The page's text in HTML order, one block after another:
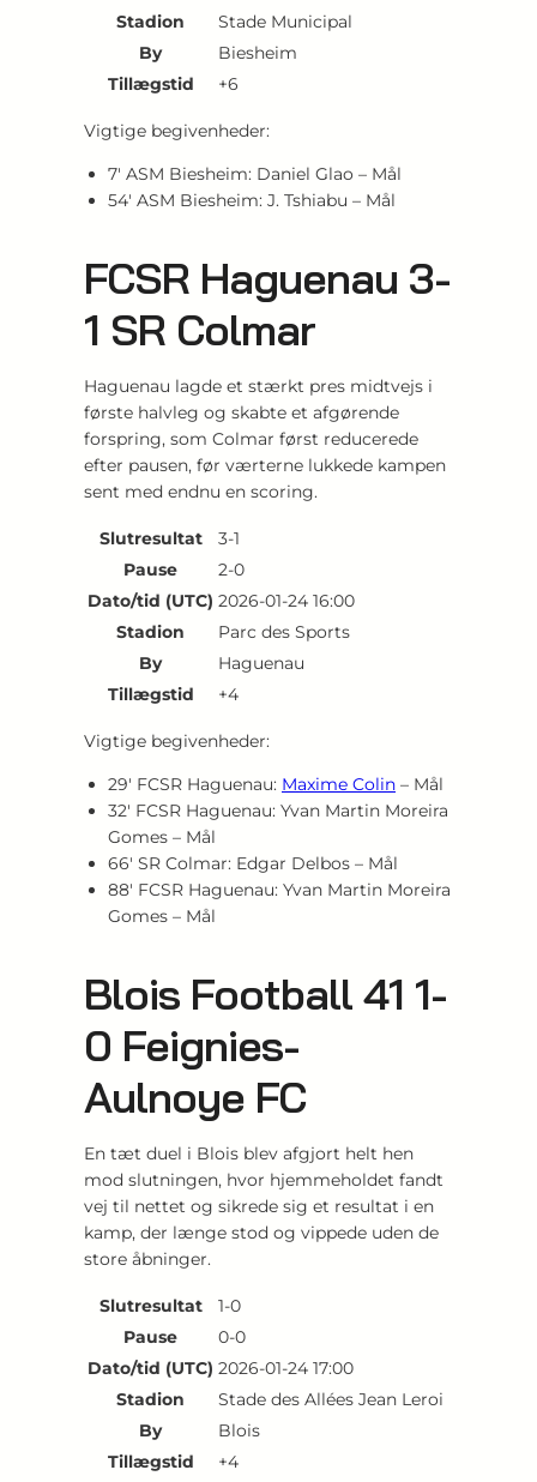
Stadion
Stade Municipal
By
Biesheim
Tillægstid
+6
Vigtige begivenheder:
7′ ASM Biesheim: Daniel Glao – Mål
54′ ASM Biesheim: J. Tshiabu – Mål
FCSR Haguenau 3-
1 SR Colmar
Haguenau lagde et stærkt pres midtvejs i
første halvleg og skabte et afgørende
forspring, som Colmar først reducerede
efter pausen, før værterne lukkede kampen
sent med endnu en scoring.
Slutresultat
3-1
Pause
2-0
Dato/tid (UTC) 2026-01-24 16:00
Stadion
Parc des Sports
By
Haguenau
Tillægstid
+4
Vigtige begivenheder:
29′ FCSR Haguenau: Maxime Colin – Mål
32′ FCSR Haguenau: Yvan Martin Moreira
Gomes – Mål
66′ SR Colmar: Edgar Delbos – Mål
88′ FCSR Haguenau: Yvan Martin Moreira
Gomes – Mål
Blois Football 41 1-
0 Feignies-
Aulnoye FC
En tæt duel i Blois blev afgjort helt hen
mod slutningen, hvor hjemmeholdet fandt
vej til nettet og sikrede sig et resultat i en
kamp, der længe stod og vippede uden de
store åbninger.
Slutresultat
1-0
Pause
0-0
Dato/tid (UTC) 2026-01-24 17:00
Stadion
Stade des Allées Jean Leroi
By
Blois
Tillægstid
+4